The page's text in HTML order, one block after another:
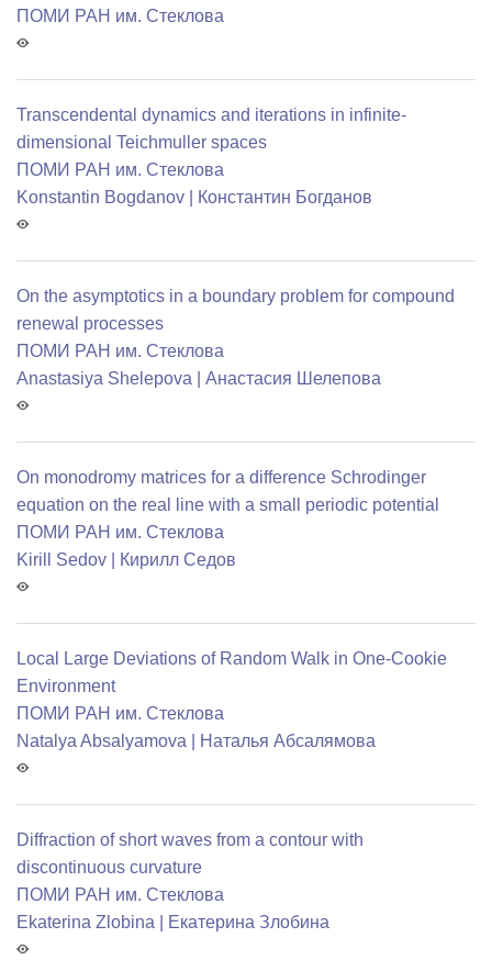
ПОМИ РАН им. Стеклова
Transcendental dynamics and iterations in infinite-
dimensional Teichmuller spaces
ПОМИ РАН им. Стеклова
Konstantin Bogdanov | Константин Богданов
On the asymptotics in a boundary problem for compound
renewal processes
ПОМИ РАН им. Стеклова
Anastasiya Shelepova | Анастасия Шелепова
On monodromy matrices for a difference Schrodinger
equation on the real line with a small periodic potential
ПОМИ РАН им. Стеклова
Kirill Sedov | Кирилл Седов
Local Large Deviations of Random Walk in One-Cookie
Environment
ПОМИ РАН им. Стеклова
Natalya Absalyamova | Наталья Абсалямова
Diffraction of short waves from a contour with
discontinuous curvature
ПОМИ РАН им. Стеклова
Ekaterina Zlobina | Екатерина Злобина